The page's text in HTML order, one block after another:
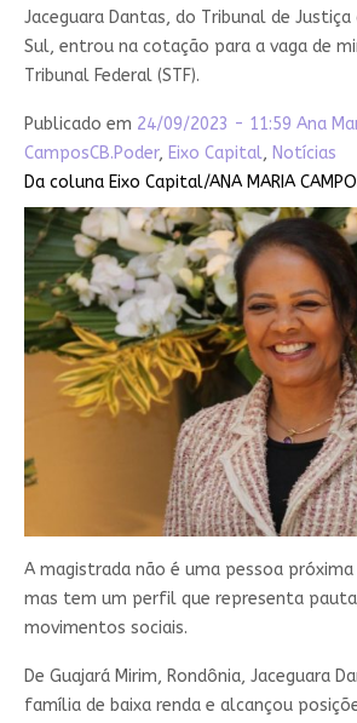
Jaceguara Dantas, do Tribunal de
Sul, entrou na cotação para a vaga de
Tribunal Federal (STF).
Publicado em 24/09/2023 - 11:59 Ana
CamposCB.Poder, Eixo Capital, Notícias
Da coluna Eixo Capital/ANA MARIA
A magistrada não é uma pessoa
mas tem um perfil que representa
movimentos sociais.
De Guajará Mirim, Rondônia, Jaceguara
família de baixa renda e alcançou